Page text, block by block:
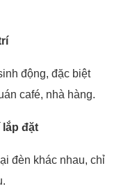
động, đặc biệt
café, nhà hàng.
lắp đặt
đèn khác nhau, chỉ